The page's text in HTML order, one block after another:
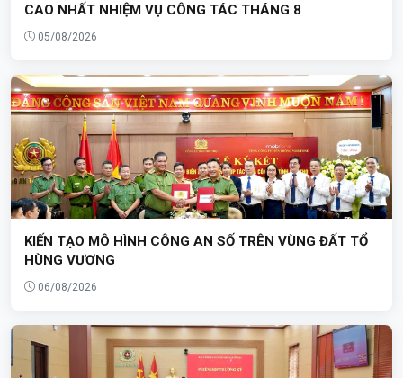
CAO NHẤT NHIỆM VỤ CÔNG TÁC THÁNG 8
05/08/2026
KIẾN TẠO MÔ HÌNH CÔNG AN SỐ TRÊN VÙNG ĐẤT TỔ
HÙNG VƯƠNG
06/08/2026